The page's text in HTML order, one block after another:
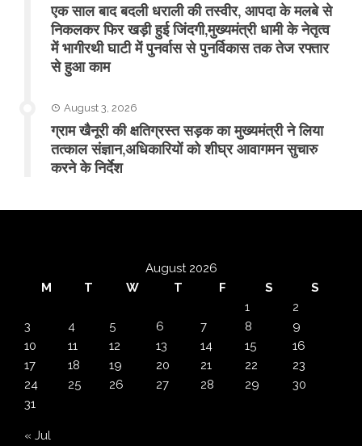
एक साल बाद बदली धराली की तस्वीर, आपदा के मलबे से
निकलकर फिर खड़ी हुई जिंदगी,मुख्यमंत्री धामी के नेतृत्व
में भागीरथी घाटी में पुनर्वास से पुनर्विकास तक तेज रफ्तार
से हुआ काम
August 3, 2026
ग्राम खैनूरी की क्षतिग्रस्त सड़क का मुख्यमंत्री ने लिया
तत्काल संज्ञान,अधिकारियों को शीघ्र आवागमन सुचारु
करने के निर्देश
August 2026
M
T W T F S
S
1
2
3
4 5 6 7 8
9
10
11 12 13 14 15
16
17
18 19 20 21 22
23
24
25 26 27 28 29
30
31
« Jul